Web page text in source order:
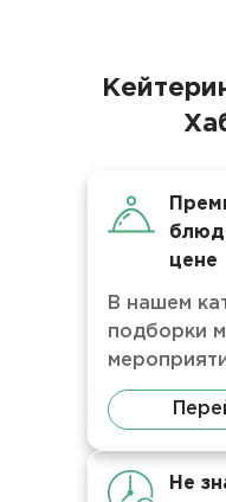
блюд
цене
В нашем
подборки
Не